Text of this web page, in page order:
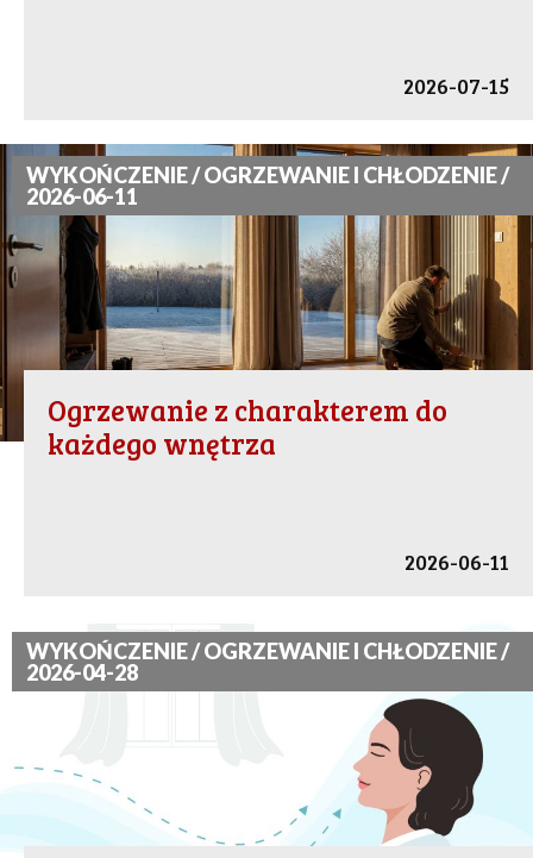
2026-07-15
WYKOŃCZENIE / OGRZEWANIE I CHŁODZENIE /
2026-06-11
Ogrzewanie z charakterem do
każdego wnętrza
2026-06-11
WYKOŃCZENIE / OGRZEWANIE I CHŁODZENIE /
2026-04-28